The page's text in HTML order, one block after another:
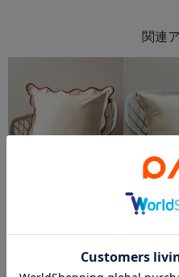
フリルクッションカバー：45×45cm
3COINS
¥550